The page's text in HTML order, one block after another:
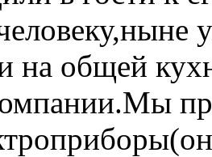
общей